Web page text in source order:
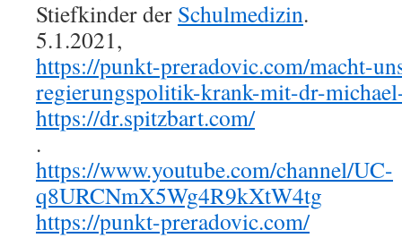
Stiefkinder der Schulmedizin.
5.1.2021,
https://punkt-preradovic.com/macht-
regierungspolitik-krank-mit-dr-
https://dr.spitzbart.com/
.
https://www.youtube.com/channel/UC-
q8URCNmX5Wg4R9kXtW4tg
https://punkt-preradovic.com/